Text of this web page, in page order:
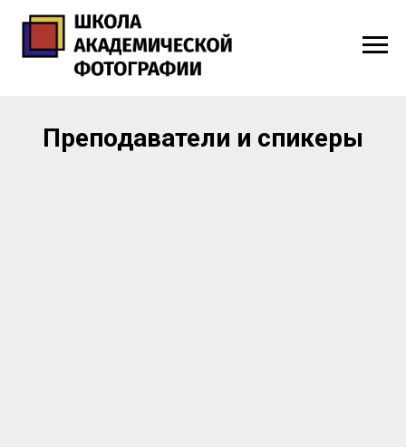
Преподаватели и спикеры